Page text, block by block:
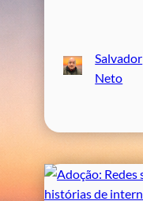
Salvador
Neto